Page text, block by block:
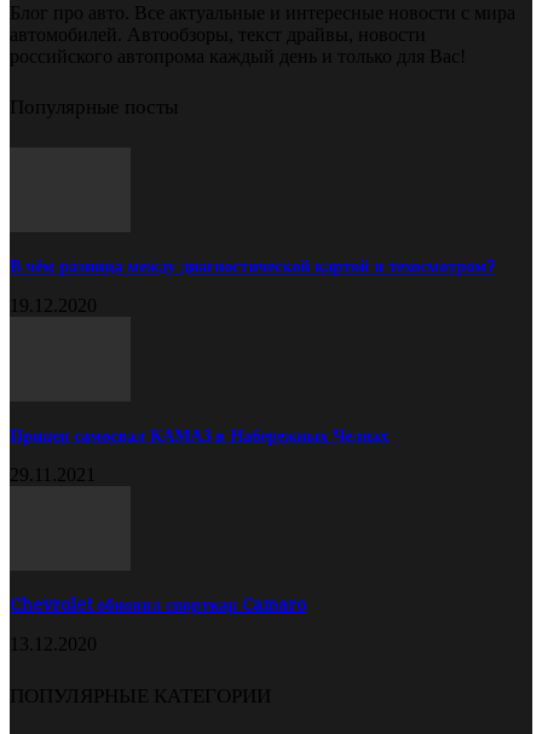
Блог про авто. Все актуальные и интересные новости с мира
автомобилей. Автообзоры, текст драйвы, новости
российского автопрома каждый день и только для Вас!
Популярные посты
В чём разница между диагностической картой и техосмотром?
19.12.2020
Прицеп самосвал КАМАЗ в Набережных Челнах
29.11.2021
Chevrolet обновил спорткар Camaro
13.12.2020
ПОПУЛЯРНЫЕ КАТЕГОРИИ